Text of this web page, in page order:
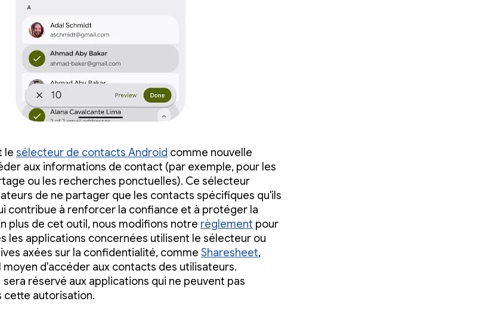
le sélecteur de contacts Android comme nouvelle
aux informations de contact (par exemple, pour les
ou les recherches ponctuelles). Ce sélecteur
de ne partager que les contacts spécifiques qu'ils
contribue à renforcer la confiance et à protéger la
plus de cet outil, nous modifions notre règlement pour
les applications concernées utilisent le sélecteur ou
axées sur la confidentialité, comme Sharesheet,
d'accéder aux contacts des utilisateurs.
sera réservé aux applications qui ne peuvent pas
cette autorisation.